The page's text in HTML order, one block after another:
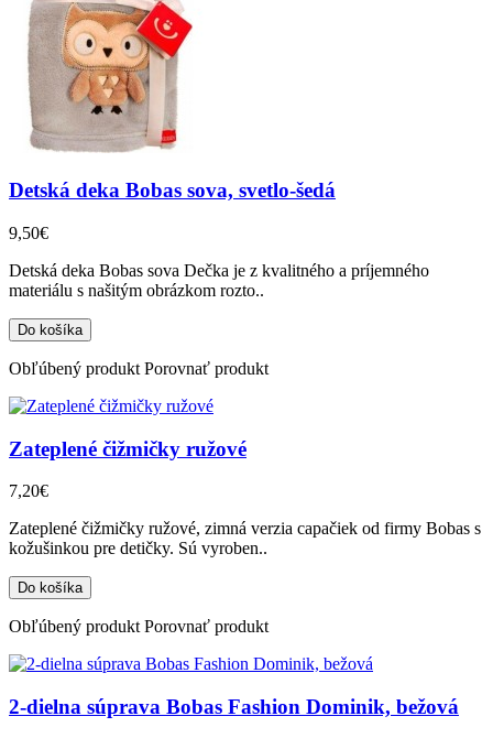
Detská deka Bobas sova, svetlo-šedá
9,50€
Detská deka Bobas sova Dečka je z kvalitného a príjemného
materiálu s našitým obrázkom rozto..
Obľúbený produkt Porovnať produkt
Zateplené čižmičky ružové
7,20€
Zateplené čižmičky ružové, zimná verzia capačiek od firmy Bobas s
kožušinkou pre detičky. Sú vyroben..
Obľúbený produkt Porovnať produkt
2-dielna súprava Bobas Fashion Dominik, bežová